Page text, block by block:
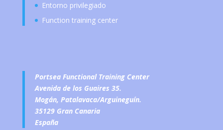
Entorno privilegiado
Function training center
Portsea Functional Training Center
Avenida de los Guaires 35.
Mogán, Patalavaca/Arguineguín.
35129 Gran Canaria
España